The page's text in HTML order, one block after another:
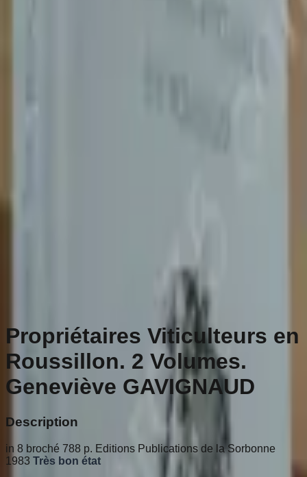
Propriétaires Viticulteurs en
Roussillon. 2 Volumes.
Geneviève GAVIGNAUD
Description
in 8 broché 788 p. Editions Publications de la Sorbonne
1983 Très bon état